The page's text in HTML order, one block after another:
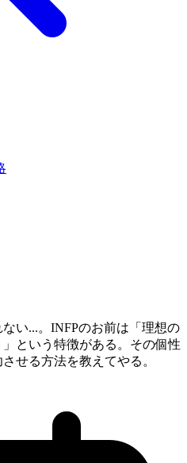
い...。INFPのお前は「理想の
という特徴がある。その個性
せる方法を教えてやる。